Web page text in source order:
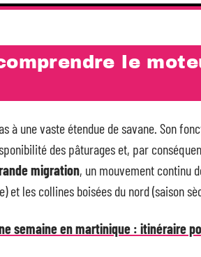
le
à une vaste étendue de savane. Son
des pâturages et, par
migration, un mouvement continu
et les collines boisées du nord (saison
semaine en martinique : itinéraire